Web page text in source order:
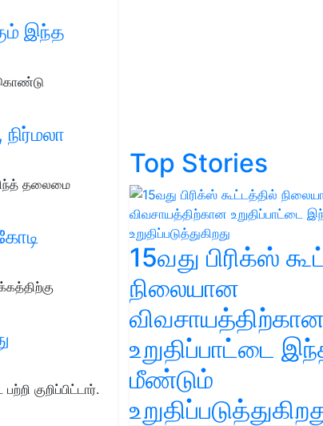
இந்த
கொண்டு
தலைமை
குறிப்பிட்டார்.
Top Stories
15வது பிரிக்ஸ்
நிலையான
விவசாயத்திற்கான
உறுதிப்பாட்டை
மீண்டும்